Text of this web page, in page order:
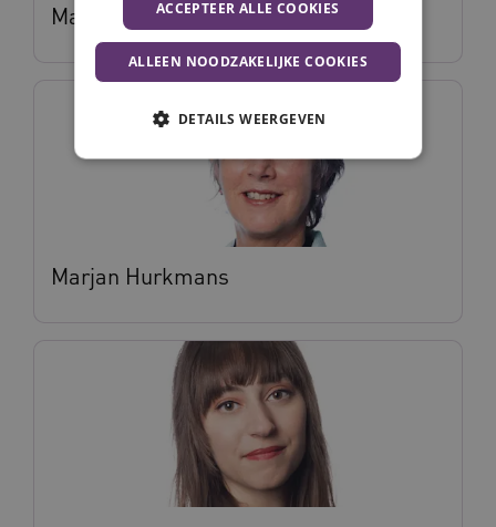
Marja Hattink
Marjan Hurkmans
ACCEPTEER ALLE COOKIES
ALLEEN NOODZAKELIJKE COOKIES
DETAILS WEERGEVEN
Noodzakelijke cookies
Analytische cookies
Marketing cookies
Deze functionele en technische cookies zorgen
Provider
__Secure-ROLLOUT_TOKEN
.youtube.com
UMB_SESSION
www.vilans.nl